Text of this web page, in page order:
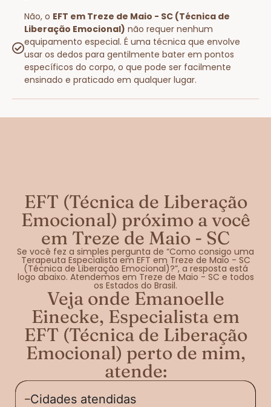
Não, o EFT em Treze de Maio - SC (Técnica de
Liberação Emocional) não requer nenhum
equipamento especial. É uma técnica que envolve
usar os dedos para gentilmente bater em pontos
específicos do corpo, o que pode ser facilmente
ensinado e praticado em qualquer lugar.
EFT (Técnica de Liberação
Emocional) próximo a você
em Treze de Maio - SC
Se você fez a simples pergunta de “Como consigo uma
Terapeuta Especialista em EFT em Treze de Maio - SC
(Técnica de Liberação Emocional)?”, a resposta está
logo abaixo. Atendemos em Treze de Maio - SC e todos
os Estados do Brasil.
Veja onde Emanoelle
Einecke, Especialista em
EFT (Técnica de Liberação
Emocional) perto de mim,
atende:
Cidades atendidas